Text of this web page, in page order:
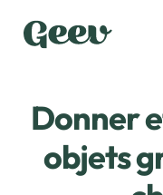
Donner
objets